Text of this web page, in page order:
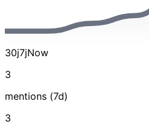
30j7jNow
3
mentions (7d)
3